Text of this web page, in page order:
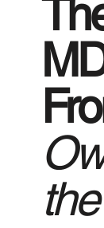
보는
the